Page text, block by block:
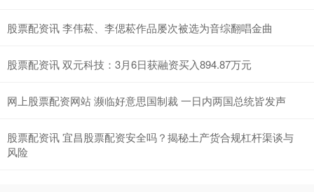
股票配资讯 李伟菘、李偲菘作品屡次被选为音综翻唱金曲
股票配资讯 双元科技：3月6日获融资买入894.87万元
网上股票配资网站 濒临好意思国制裁 一日内两国总统皆发声
股票配资讯 宜昌股票配资安全吗？揭秘土产货合规杠杆渠谈与
风险